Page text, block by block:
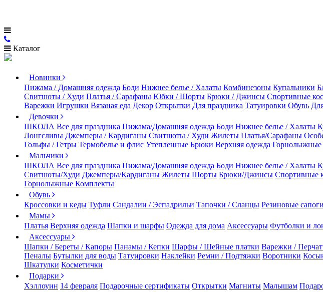
Каталог
Новинки
Пижама / Домашняя одежда Боди Нижнее белье / Халаты Комбинезоны Купальники
Свитшоты / Худи Платья / Сарафаны Юбки / Шорты Брюки / Джинсы Спортивные
Варежки Игрушки Вязаная еда Декор Открытки Для праздника Татуировки Обувь
Девочки
ШКОЛА Все для праздника Пижама/Домашняя одежда Боди Нижнее белье / Халаты
Лонгсливы Джемперы / Кардиганы Свитшоты / Худи Жилеты Платья/Сарафаны
Гольфы / Гетры Термобелье и флис Утепленные Брюки Верхняя одежда
Мальчики
ШКОЛА Все для праздника Пижама/Домашняя одежда Боди Нижнее белье / Халаты
Свитшоты/Худи Джемперы/Кардиганы Жилеты Шорты Брюки/Джинсы Спортивные
Горнолыжные Комплекты
Обувь
Кроссовки и кеды Туфли Сандалии / Эспадрильи Тапочки / Сланцы Резиновые сапоги
Мамы
Платья Верхняя одежда Шапки и шарфы Одежда для дома Аксессуары Футболки и
Аксессуары
Шапки / Береты / Капоры Панамы / Кепки Шарфы / Шейные платки Варежки /
Пеналы Бутылки для воды Татуировки Наклейки Ремни / Подтяжки Воротники
Шкатулки Косметички
Подарки
Хэллоуин 14 февраля Подарочные сертификаты Открытки Магниты Малышам